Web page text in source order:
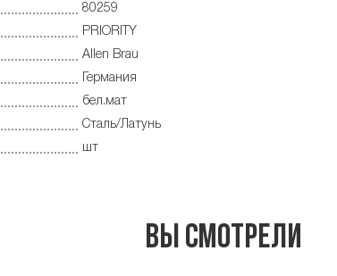
80259
PRIORITY
Allen Brau
Германия
бел.мат
Сталь/Латунь
шт
Вы смотрели